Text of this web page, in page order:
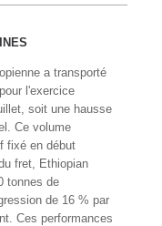
a transporté
l'exercice
soit une hausse
Ce volume
fixé en début
fret, Ethiopian
tonnes de
de 16 % par
Ces performances